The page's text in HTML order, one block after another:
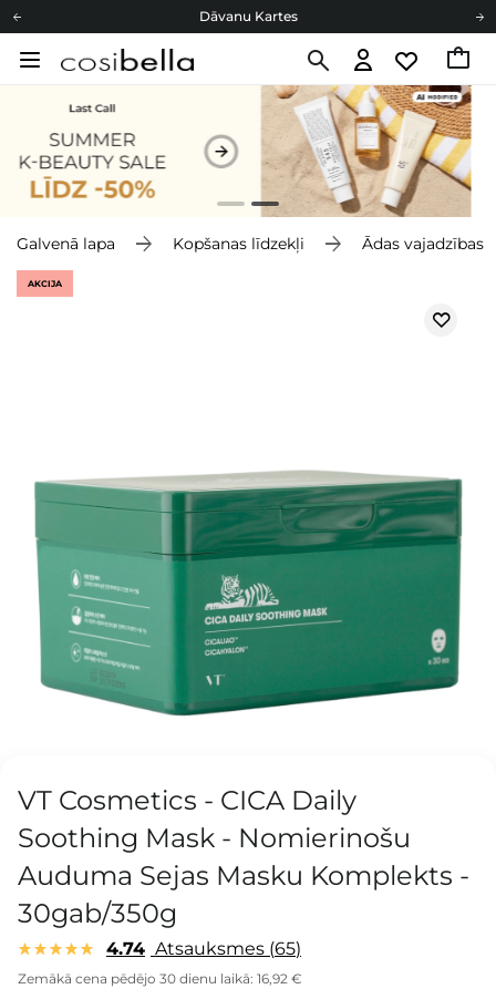
Dāvanu Kartes
Bezmaskas piegāde no 49,00 €
Dāvanu Kartes
Galvenā lapa Kopšanas līdzekļi Ādas vajadzības
AKCIJA
VT Cosmetics - CICA Daily
Soothing Mask - Nomierinošu
Auduma Sejas Masku Komplekts -
30gab/350g
4.74 Atsauksmes 65
Zemākā cena pēdējo 30 dienu laikā: 16,92 €